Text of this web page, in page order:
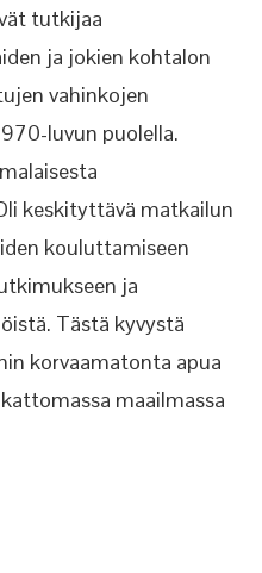
tutkijaa
ja jokien kohtalon
vahinkojen
luvun puolella.
keskityttävä matkailun
kouluttamiseen
ja
Tästä kyvystä
korvaamatonta apua
maailmassa